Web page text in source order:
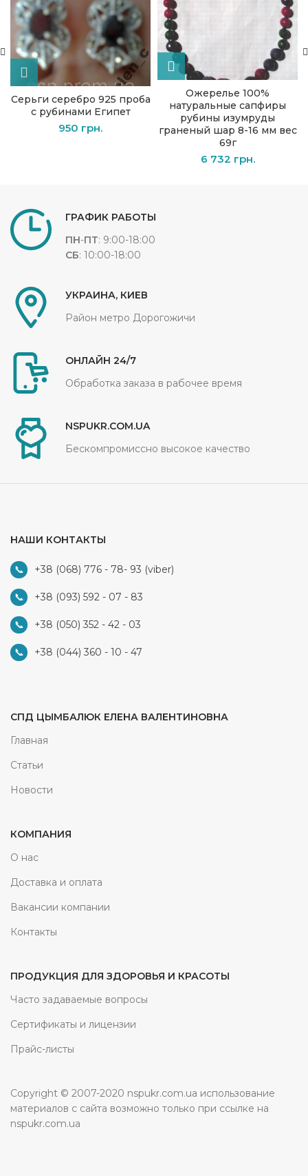
Серьги серебро 925 проба
с рубинами Египет
950 грн.
Ожерелье 100%
натуральные сапфиры
рубины изумруды
граненый шар 8-16 мм вес
69г
6 732 грн.
ГРАФИК РАБОТЫ
ПН-ПТ: 9:00-18:00
СБ: 10:00-18:00
УКРАИНА, КИЕВ
Район метро Дорогожичи
ОНЛАЙН 24/7
Обработка заказа в рабочее время
NSPUKR.COM.UA
Бескомпромиссно высокое качество
НАШИ КОНТАКТЫ
+38 (068) 776 - 78- 93 (viber)
+38 (093) 592 - 07 - 83
+38 (050) 352 - 42 - 03
+38 (044) 360 - 10 - 47
СПД ЦЫМБАЛЮК ЕЛЕНА ВАЛЕНТИНОВНА
Главная
Статьи
Новости
КОМПАНИЯ
О нас
Доставка и оплата
Вакансии компании
Контакты
ПРОДУКЦИЯ ДЛЯ ЗДОРОВЬЯ И КРАСОТЫ
Часто задаваемые вопросы
Сертификаты и лицензии
Прайс-листы
Copyright © 2007-2020 nspukr.com.ua использование
материалов с сайта возможно только при ссылке на
nspukr.com.ua